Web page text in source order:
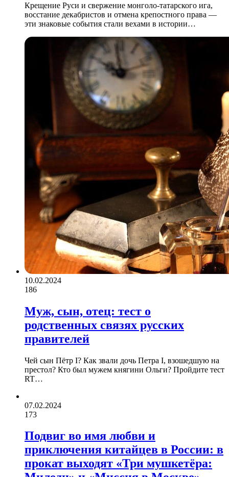
Крещение Руси и свержение монголо-татарского ига,
восстание декабристов и отмена крепостного права —
эти знаковые события стали вехами в истории…
10.02.2024
186
Муж, сын, отец: тест о
родственных связях русских
правителей
Чей сын Пётр I? Как звали дочь Петра I, взошедшую на
престол? Кто был мужем княгини Ольги? Пройдите тест
RT…
07.02.2024
173
Подвиг во имя любви и
приключения китайцев в России: в
прокат выходят «Три мушкетёра: